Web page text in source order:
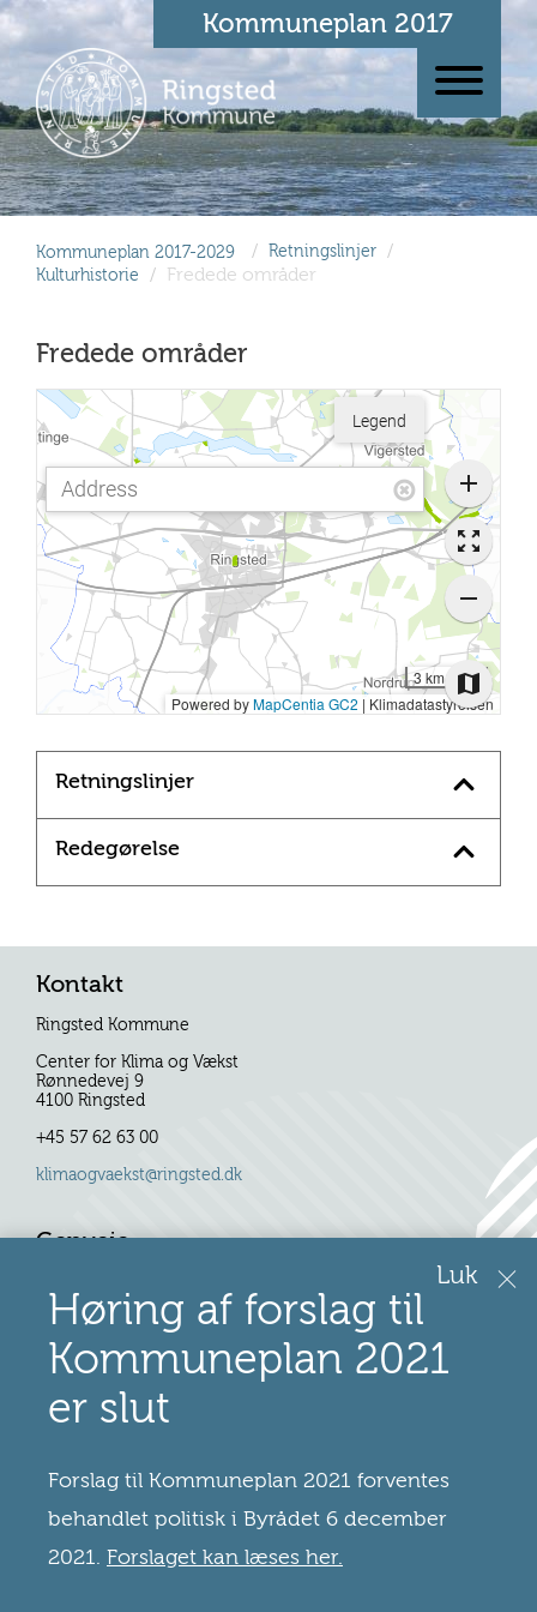
Kommuneplan 2017
Kommuneplan 2017-2029 / Retningslinjer /
Kulturhistorie / Fredede områder
Fredede områder
Retningslinjer
Redegørelse
Luk
Høring af forslag til
Kommuneplan 2021
er slut
Forslag til Kommuneplan 2021 forventes
behandlet politisk i Byrådet 6 december
2021. Forslaget kan læses her.
Kontakt
Ringsted Kommune
Center for Klima og Vækst
Rønnedevej 9
4100 Ringsted
+45 57 62 63 00
klimaogvaekst@ringsted.dk
Genveje
Se pdf-version
Læs højt
Interne links
Kommuneplan
Lokalplaner
Sektorplaner